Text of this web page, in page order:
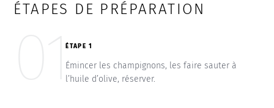
ÉTAPES DE PRÉPARATION
01ÉTAPE 1
Émincer les champignons, les faire sauter à
l’huile d’olive, réserver.